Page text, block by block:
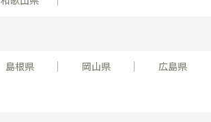
島根県 岡山県 広島県